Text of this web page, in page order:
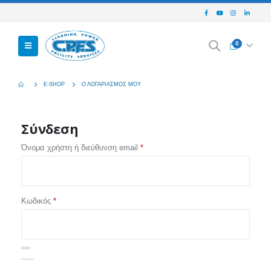
0
E-SHOP Ο ΛΟΓΑΡΙΑΣΜΌΣ ΜΟΥ
Σύνδεση
Όνομα χρήστη ή διεύθυνση email *
Κωδικός *